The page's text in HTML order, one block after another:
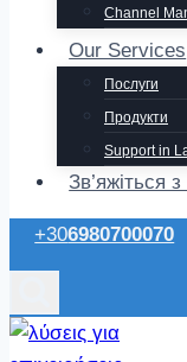
Channel
Our Services
Послуги
Продукти
Support in
Зв’яжіться
+306980700070